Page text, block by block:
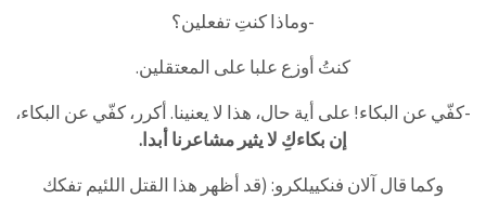
-وماذا كنتِ تفعلين؟
كنتُ أوزع علبا على المعتقلين.
-كفّي عن البكاء! على أية حال، هذا لا يعنينا. أكرر، كفّي عن البكاء،
إن بكاءكِ لا يثير مشاعرنا أبدا.
وكما قال آلان فنكييلكرو: (قد أظهر هذا القتل اللئيم تفكك